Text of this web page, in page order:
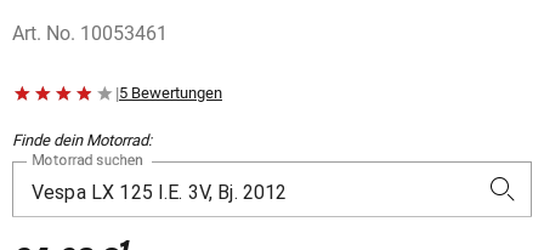
Art. No. 10053461
|5 Bewertungen
Finde dein Motorrad:
Motorrad suchen